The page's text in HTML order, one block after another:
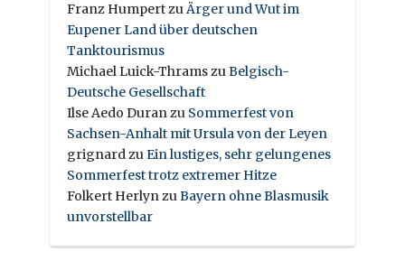
Franz HumpertzuÄrger und Wut im
Eupener Land über deutschen
Tanktourismus
Michael Luick-ThramszuBelgisch-
Deutsche Gesellschaft
Ilse Aedo Duranzu Sommerfest von
Sachsen-Anhalt mit Ursula von der Leyen
grignardzuEin lustiges, sehr gelungenes
Sommerfest trotz extremer Hitze
Folkert HerlynzuBayern ohne Blasmusik
unvorstellbar